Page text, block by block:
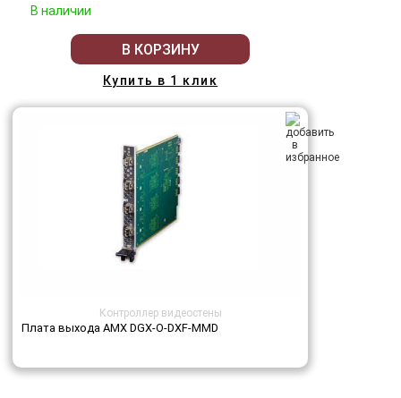
В наличии
В КОРЗИНУ
Купить в 1 клик
Контроллер видеостены
Плата выхода AMX DGX-O-DXF-MMD